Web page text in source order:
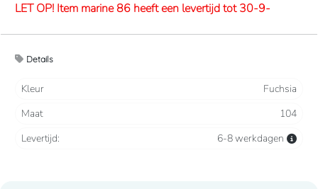
LET OP! Item marine 86 heeft een levertijd tot 30-9-
Overalls 65% polyester, 35% katoen. 260 grams/m2.
Verdekte 2-weg ritssluiting en elastiek in rug/taille.
en duimstokzak.
Details
Kleur
Fuchsia
Maat
104
Levertijd:
6-8 werkdagen